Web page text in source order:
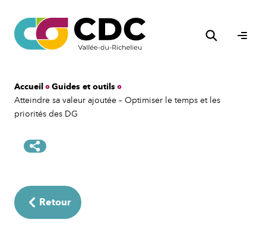
contenuRechercher
Accueil
Guides et outils
Atteindre sa valeur ajoutée – Optimiser le temps et les
priorités des DG
Retour